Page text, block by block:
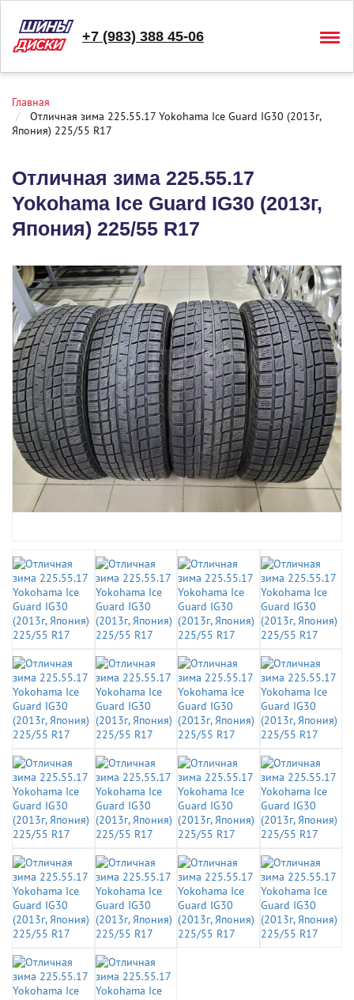
+7 (983) 388 45-06
Главная
Отличная зима 225.55.17 Yokohama Ice Guard IG30 (2013г,
Япония) 225/55 R17
Отличная зима 225.55.17
Yokohama Ice Guard IG30 (2013г,
Япония) 225/55 R17